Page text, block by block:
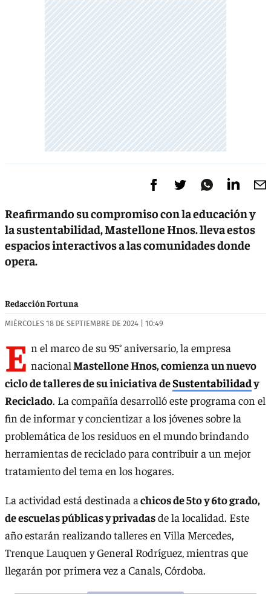
Reafirmando su compromiso con la educación y
la sustentabilidad, Mastellone Hnos. lleva estos
espacios interactivos a las comunidades donde
opera.
Redacción Fortuna
MIÉRCOLES 18 DE SEPTIEMBRE DE 2024 | 10:49
E n el marco de su 95° aniversario, la empresa
nacionalMastellone Hnos, comienza un nuevo
ciclo de talleres de su iniciativa deSustentabilidady
Reciclado. La compañía desarrolló este programa con el
fin de informar y concientizar a los jóvenes sobre la
problemática de los residuos en el mundo brindando
herramientas de reciclado para contribuir a un mejor
tratamiento del tema en los hogares.
La actividad está destinada achicos de 5to y 6to grado,
de escuelas públicas y privadasde la localidad. Este
año estarán realizando talleres en Villa Mercedes,
Trenque Lauquen y General Rodríguez, mientras que
llegarán por primera vez a Canals, Córdoba.